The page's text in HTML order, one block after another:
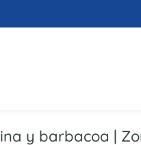
y barbacoa |